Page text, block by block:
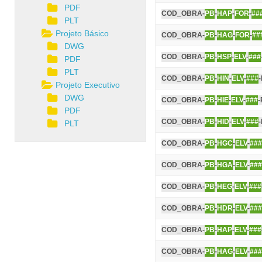
COD_OBRA-PB-HAP-FOR-
COD_OBRA-PB-HAG-FOR-
COD_OBRA-PB-HSP-ELV-###
COD_OBRA-PB-HIN-ELV-###
COD_OBRA-PB-HIE-ELV-###-
COD_OBRA-PB-HID-ELV-###
COD_OBRA-PB-HGC-ELV-###
COD_OBRA-PB-HGA-ELV-###
COD_OBRA-PB-HEG-ELV-###
COD_OBRA-PB-HDR-ELV-###
COD_OBRA-PB-HAP-ELV-###
COD_OBRA-PB-HAG-ELV-###
PDF
PLT
Projeto Básico
DWG
PDF
PLT
Projeto Executivo
DWG
PDF
PLT